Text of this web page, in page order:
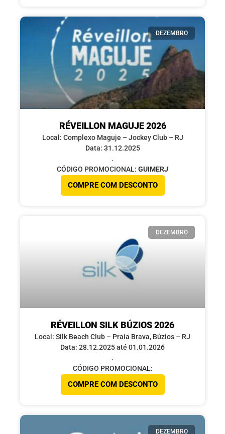
DEZEMBRO
RÉVEILLON MAGUJE 2026
Local: Complexo Maguje – Jockey Club – RJ
Data: 31.12.2025
.
CÓDIGO PROMOCIONAL: GUIMERJ
COMPRE COM DESCONTO
DEZEMBRO
RÉVEILLON SILK BÚZIOS 2026
Local: Silk Beach Club – Praia Brava, Búzios – RJ
Data: 28.12.2025 até 01.01.2026
.
CÓDIGO PROMOCIONAL:
COMPRE COM DESCONTO
DEZEMBRO